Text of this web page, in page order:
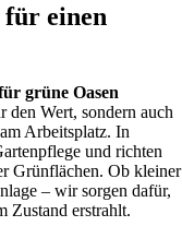
einen
grüne Oasen
den Wert, sondern auch
Arbeitsplatz. In
und richten
Grünflächen. Ob kleiner
– wir sorgen dafür,
Zustand erstrahlt.